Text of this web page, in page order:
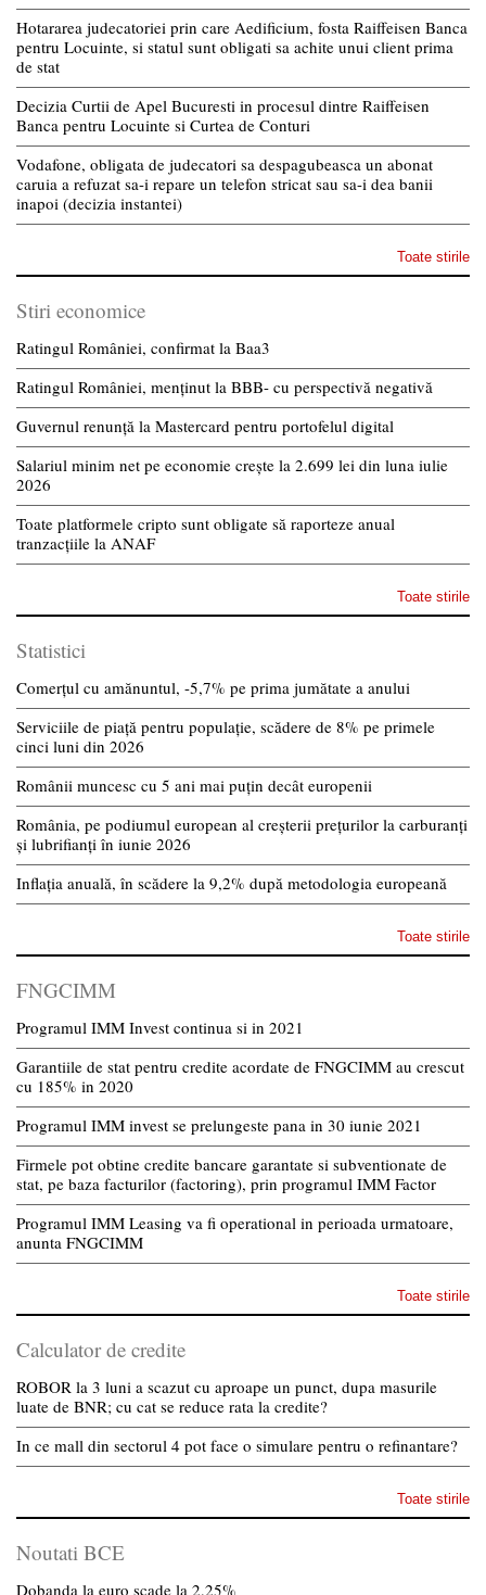
Hotararea judecatoriei prin care Aedificium, fosta Raiffeisen Banca
pentru Locuinte, si statul sunt obligati sa achite unui client prima
de stat
Decizia Curtii de Apel Bucuresti in procesul dintre Raiffeisen
Banca pentru Locuinte si Curtea de Conturi
Vodafone, obligata de judecatori sa despagubeasca un abonat
caruia a refuzat sa-i repare un telefon stricat sau sa-i dea banii
inapoi (decizia instantei)
Toate stirile
Stiri economice
Ratingul României, confirmat la Baa3
Ratingul României, menținut la BBB- cu perspectivă negativă
Guvernul renunță la Mastercard pentru portofelul digital
Salariul minim net pe economie crește la 2.699 lei din luna iulie
2026
Toate platformele cripto sunt obligate să raporteze anual
tranzacțiile la ANAF
Toate stirile
Statistici
Comerțul cu amănuntul, -5,7% pe prima jumătate a anului
Serviciile de piață pentru populație, scădere de 8% pe primele
cinci luni din 2026
Românii muncesc cu 5 ani mai puțin decât europenii
România, pe podiumul european al creșterii prețurilor la carburanți
și lubrifianți în iunie 2026
Inflația anuală, în scădere la 9,2% după metodologia europeană
Toate stirile
FNGCIMM
Programul IMM Invest continua si in 2021
Garantiile de stat pentru credite acordate de FNGCIMM au crescut
cu 185% in 2020
Programul IMM invest se prelungeste pana in 30 iunie 2021
Firmele pot obtine credite bancare garantate si subventionate de
stat, pe baza facturilor (factoring), prin programul IMM Factor
Programul IMM Leasing va fi operational in perioada urmatoare,
anunta FNGCIMM
Toate stirile
Calculator de credite
ROBOR la 3 luni a scazut cu aproape un punct, dupa masurile
luate de BNR; cu cat se reduce rata la credite?
In ce mall din sectorul 4 pot face o simulare pentru o refinantare?
Toate stirile
Noutati BCE
Dobanda la euro scade la 2,25%